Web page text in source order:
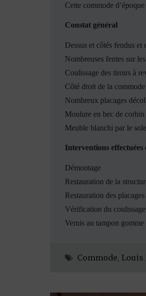
Cette commode
Constat général
Dessus et côtés fendus et
Nombreuses fentes sur
Coulissage des tiroirs à
Côté droit de la
Nombreux placages
Moulure en bec de
Meuble blanchi par le
Interventions effectuées
Démontage
Restauration de la
Restauration des placages
Vérification du
Vernis au tampon
Commode, Louis